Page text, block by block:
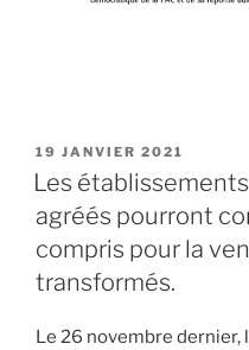
PUBLIÉ
LE
19 JANVIER 2021
Les
agréés pourront
compris pour la
transformés.
Le 26 novembre dernier,